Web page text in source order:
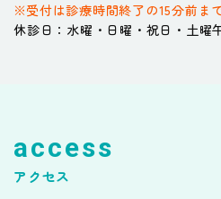
※受付は診療時間終了の15分前ま
休診日：水曜・日曜・祝日・土曜
access
アクセス